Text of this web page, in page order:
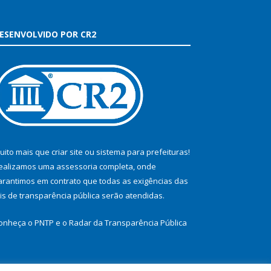
POR CR2
mais que criar site ou sistema para prefeituras!
uma assessoria completa, onde
em contrato que todas as exigências das
de transparência pública serão atendidas.
o PNTP e o Radar da Transparência Pública